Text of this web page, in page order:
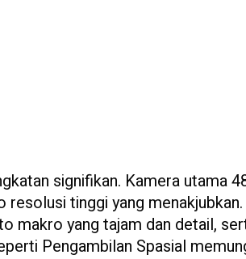
signifikan. Kamera utama
tinggi yang
yang tajam dan detail,
Pengambilan Spasial